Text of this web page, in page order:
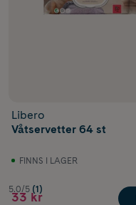
Libero
Våtservetter 64 st
FINNS I LAGER
5.0/5 (1)
33 kr